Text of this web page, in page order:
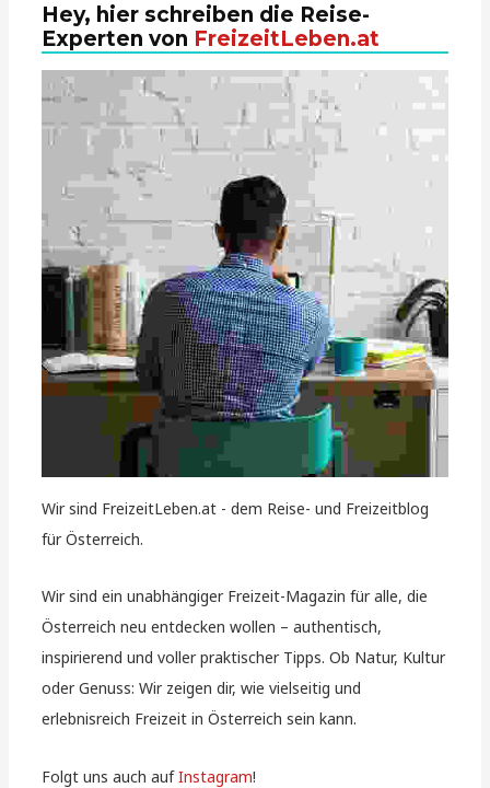
Hey, hier schreiben die Reise-
Experten von FreizeitLeben.at
Wir sind FreizeitLeben.at - dem Reise- und Freizeitblog
für Österreich.
Wir sind ein unabhängiger Freizeit-Magazin für alle, die
Österreich neu entdecken wollen – authentisch,
inspirierend und voller praktischer Tipps. Ob Natur, Kultur
oder Genuss: Wir zeigen dir, wie vielseitig und
erlebnisreich Freizeit in Österreich sein kann.
Folgt uns auch aufInstagram!